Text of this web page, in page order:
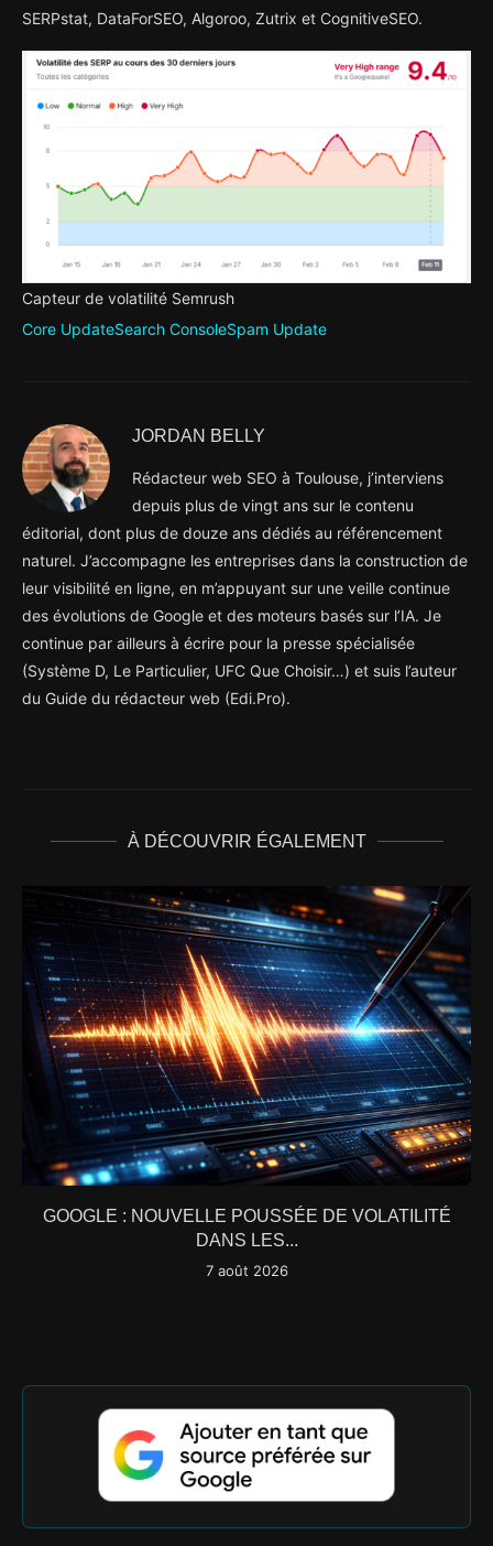
SERPstat, DataForSEO, Algoroo, Zutrix et CognitiveSEO.
Capteur de volatilité Semrush
Core UpdateSearch ConsoleSpam Update
JORDAN BELLY
Rédacteur web SEO à Toulouse, j’interviens
depuis plus de vingt ans sur le contenu
éditorial, dont plus de douze ans dédiés au référencement
naturel. J’accompagne les entreprises dans la construction de
leur visibilité en ligne, en m’appuyant sur une veille continue
des évolutions de Google et des moteurs basés sur l’IA. Je
continue par ailleurs à écrire pour la presse spécialisée
(Système D, Le Particulier, UFC Que Choisir…) et suis l’auteur
du Guide du rédacteur web (Edi.Pro).
À DÉCOUVRIR ÉGALEMENT
GOOGLE : NOUVELLE POUSSÉE DE VOLATILITÉ
DANS LES...
7 août 2026